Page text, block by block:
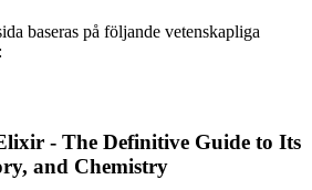
baseras på följande vetenskapliga
- The Definitive Guide to Its
and Chemistry